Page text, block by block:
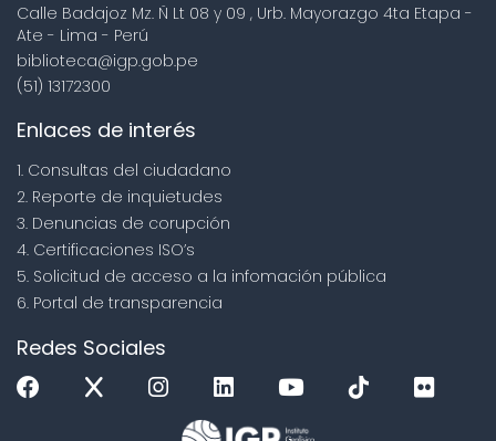
Calle Badajoz Mz. Ñ Lt 08 y 09 , Urb. Mayorazgo 4ta Etapa -
Ate - Lima - Perú
biblioteca@igp.gob.pe
(51) 13172300
Enlaces de interés
1. Consultas del ciudadano
2. Reporte de inquietudes
3. Denuncias de corupción
4. Certificaciones ISO’s
5. Solicitud de acceso a la infomación pública
6. Portal de transparencia
Redes Sociales